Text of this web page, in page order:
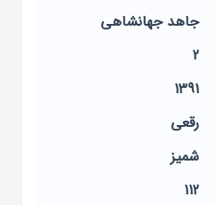
جاهد جهانشاهی
2
1391
رقعی
شمیز
112